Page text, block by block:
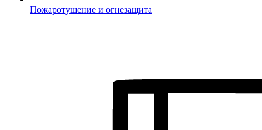
Пожаротушение и огнезащита